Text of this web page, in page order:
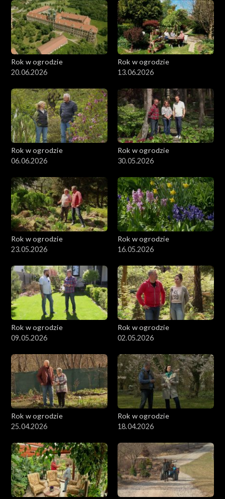
Rok w ogrodzie
20.06.2026
Rok w ogrodzie
13.06.2026
Rok w ogrodzie
06.06.2026
Rok w ogrodzie
30.05.2026
Rok w ogrodzie
23.05.2026
Rok w ogrodzie
16.05.2026
Rok w ogrodzie
09.05.2026
Rok w ogrodzie
02.05.2026
Rok w ogrodzie
25.04.2026
Rok w ogrodzie
18.04.2026